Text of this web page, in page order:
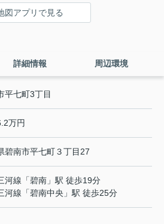
図アプリで見る
詳細情報 周辺環境
平七町3丁目
万円
碧南市平七町３丁目27
河線 「碧南 」駅 徒歩19分
河線 「碧南中央 」駅 徒歩25分